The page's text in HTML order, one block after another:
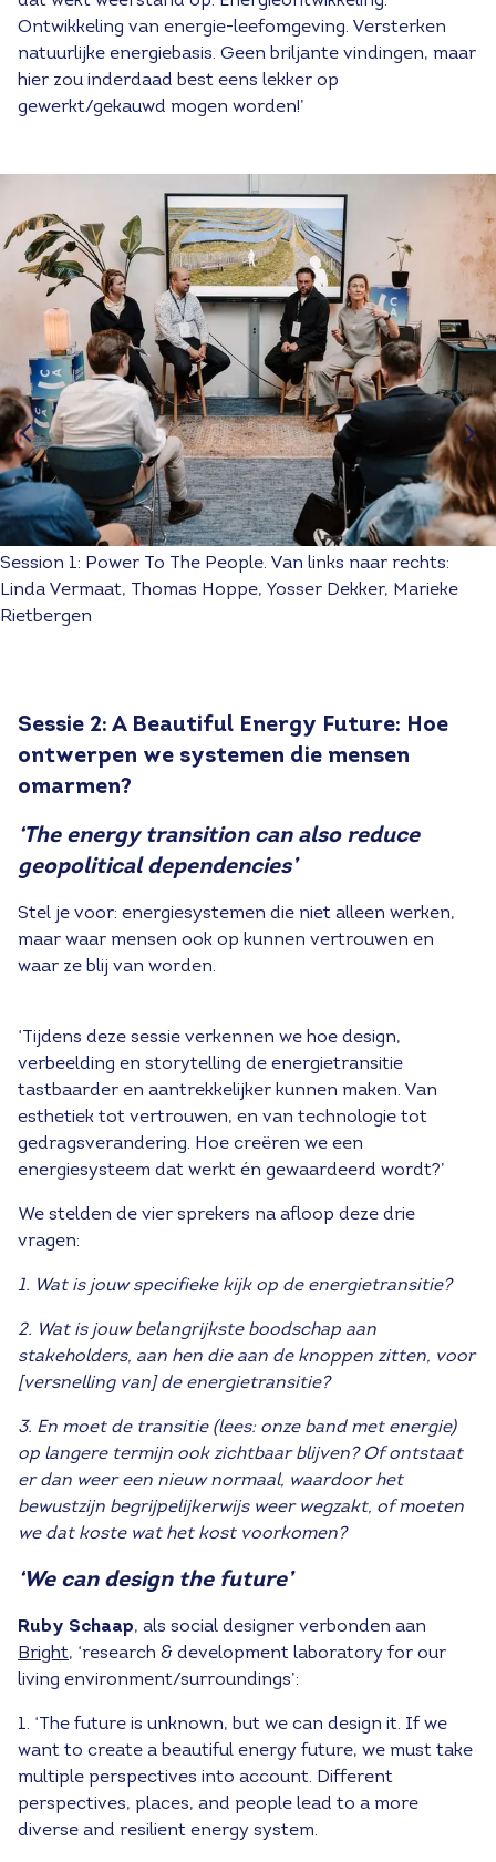
Ontwikkeling van energie-leefomgeving. Versterken
natuurlijke energiebasis. Geen briljante vindingen, maar
hier zou inderdaad best eens lekker op
gewerkt/gekauwd mogen worden!’
Session 1: Power To The People. Van links naar rechts:
Linda Vermaat, Thomas Hoppe, Yosser Dekker, Marieke
Rietbergen
Sessie 2: A Beautiful Energy Future: Hoe
ontwerpen we systemen die mensen
omarmen?
‘The energy transition can also reduce
geopolitical dependencies’
Stel je voor: energiesystemen die niet alleen werken,
maar waar mensen ook op kunnen vertrouwen en
waar ze blij van worden.
‘Tijdens deze sessie verkennen we hoe design,
verbeelding en storytelling de energietransitie
tastbaarder en aantrekkelijker kunnen maken. Van
esthetiek tot vertrouwen, en van technologie tot
gedragsverandering. Hoe creëren we een
energiesysteem dat werkt én gewaardeerd wordt?’
We stelden de vier sprekers na afloop deze drie
vragen:
1. Wat is jouw specifieke kijk op de energietransitie?
2. Wat is jouw belangrijkste boodschap aan
stakeholders, aan hen die aan de knoppen zitten, voor
[versnelling van] de energietransitie?
3. En moet de transitie (lees: onze band met energie)
op langere termijn ook zichtbaar blijven? Of ontstaat
er dan weer een nieuw normaal, waardoor het
bewustzijn begrijpelijkerwijs weer wegzakt, of moeten
we dat koste wat het kost voorkomen?
‘We can design the future’
Ruby Schaap, als social designer verbonden aan
Bright, ‘research & development laboratory for our
living environment/surroundings’:
1. ‘The future is unknown, but we can design it. If we
want to create a beautiful energy future, we must take
multiple perspectives into account. Different
perspectives, places, and people lead to a more
diverse and resilient energy system.